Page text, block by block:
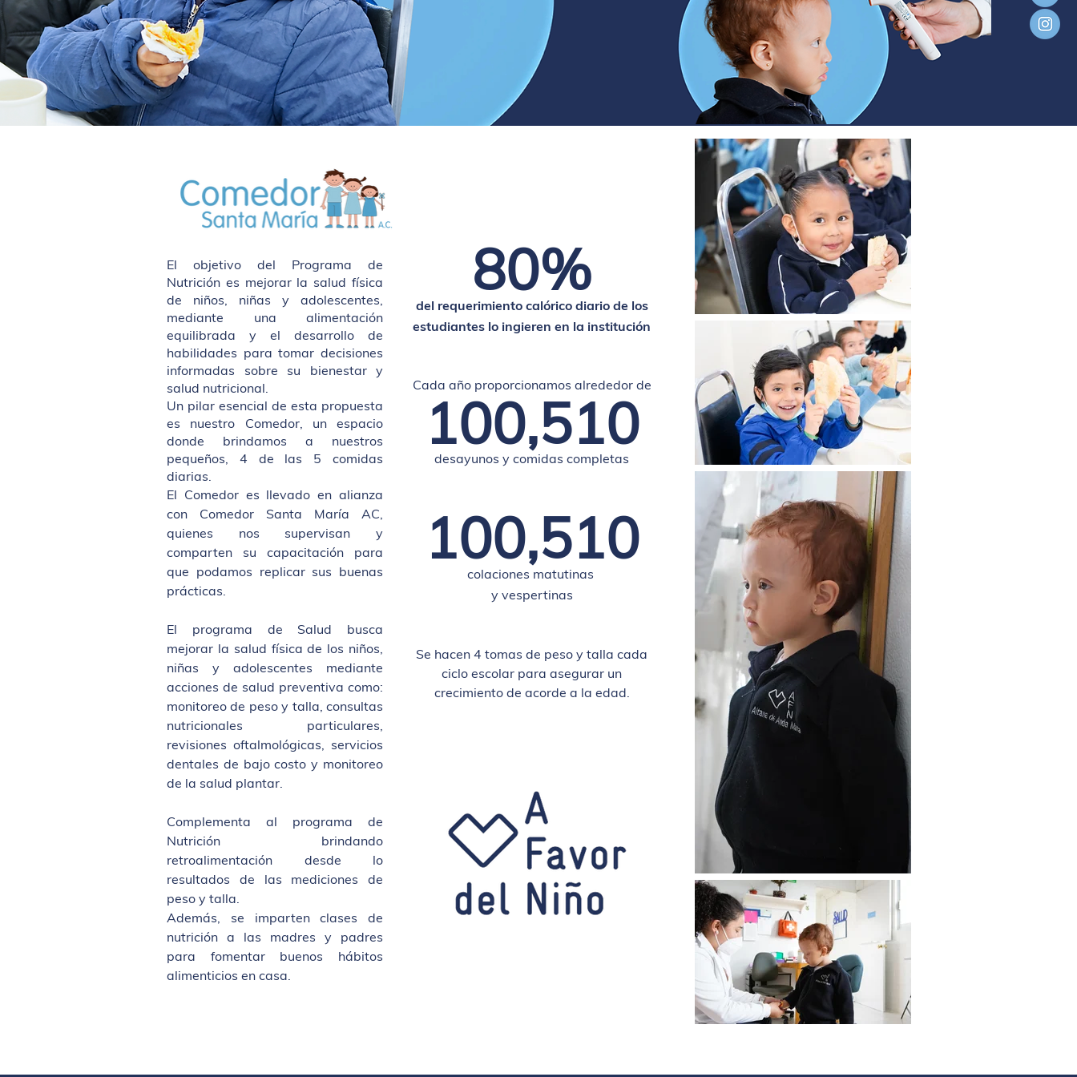
El objetivo del Programa de
Nutrición es mejorar la salud física
de niños, niñas y adolescentes,
mediante una alimentación
equilibrada y el desarrollo de
habilidades para tomar decisiones
informadas sobre su bienestar y
salud nutricional.
Un pilar esencial de esta propuesta
es nuestro Comedor, un espacio
donde brindamos a nuestros
pequeños, 4 de las 5 comidas
diarias.
El Comedor es llevado en alianza
con Comedor Santa María AC,
quienes nos supervisan y
comparten su capacitación para
que podamos replicar sus buenas
prácticas.
El programa de Salud busca
mejorar la salud física de los niños,
niñas y adolescentes mediante
acciones de salud preventiva como:
monitoreo de peso y talla, consultas
nutricionales particulares,
revisiones oftalmológicas, servicios
dentales de bajo costo y monitoreo
de la salud plantar.
Complementa al programa de
Nutrición brindando
retroalimentación desde lo
resultados de las mediciones de
peso y talla.
Además, se imparten clases de
nutrición a las madres y padres
para fomentar buenos hábitos
alimenticios en casa.
80%
del requerimiento calórico diario de los
estudiantes lo ingieren en la institución
Cada año proporcionamos alrededor de
100,510
desayunos y comidas completas
100,510
colaciones matutinas
y vespertinas
Se hacen 4 tomas de peso y talla cada
ciclo escolar para asegurar un
crecimiento de acorde a la edad.